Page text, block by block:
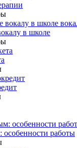
в школе
работы